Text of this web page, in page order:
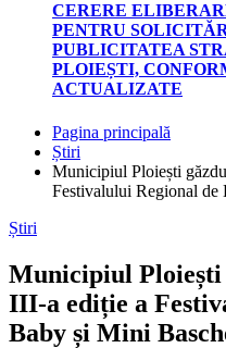
CERERE
PENTRU
PUBLICITATEA
PLOIEȘTI,
ACTUALIZATE
Pagina principală
Știri
Municipiul Ploiești
Festivalului Regional
Știri
Municipiul Ploiești
III-a ediție a
Baby și Mini